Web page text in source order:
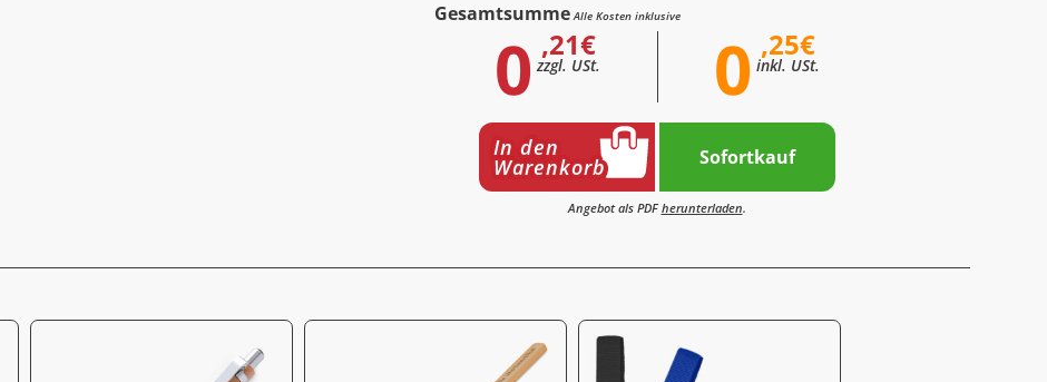
GesamtsummeAlle Kosten inklusive
0 ,21€
zzgl. USt. 0 ,25€
inkl. USt.
In den
Warenkorb Sofortkauf
Angebot als PDF herunterladen.